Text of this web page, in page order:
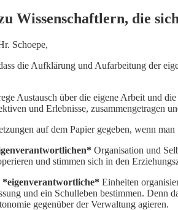
Wissenschaftlern, die
Schoepe,
die Aufklärung und Aufarbeitung der
Austausch über die eigene Arbeit und
und Erlebnisse, zusammengetragen
auf dem Papier gegeben, wenn
* Organisation und
und stimmen sich in den
*eigenverantwortliche* Einheiten
und ein Schulleben bestimmen.
gegenüber der Verwaltung agieren.